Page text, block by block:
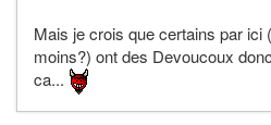
Mais je crois que certains par ici
moins?) ont des Devoucoux
ca...